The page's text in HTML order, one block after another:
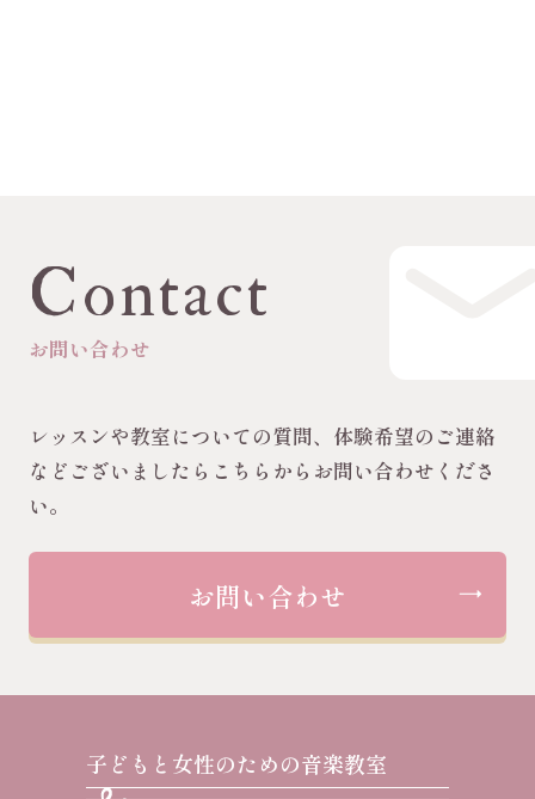
Contact
お問い合わせ
レッスンや教室についての質問、体験希望のご連絡
などございましたらこちらからお問い合わせくださ
い。
お問い合わせ
子どもと女性のための音楽教室